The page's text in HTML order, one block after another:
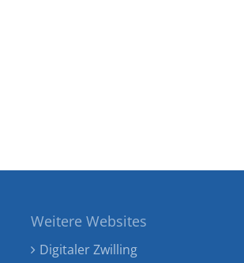
Weitere Websites
Digitaler Zwilling